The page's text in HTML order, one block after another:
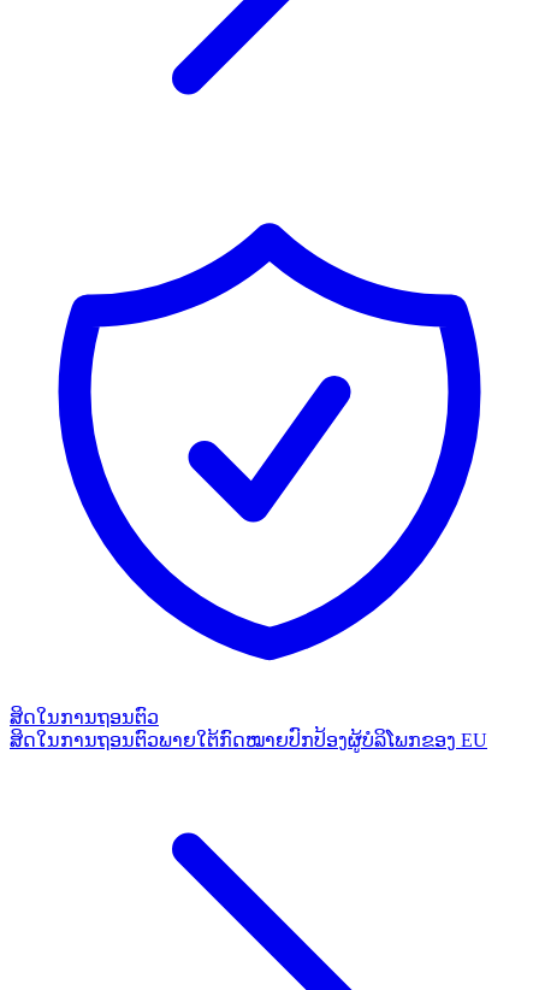
ສິດໃນການຖອນຕົວ
ສິດໃນການຖອນຕົວພາຍໃຕ້ກົດໝາຍປົກປ້ອງຜູ້ບໍລິໂພກຂອງ EU